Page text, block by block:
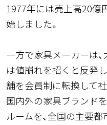
1977年には売上高20億
始しました。
一方で家具メーカーは
は値崩れを招くと反発
舗を会員制に転換して社
国内外の家具ブランド
ルームを、全国の主要